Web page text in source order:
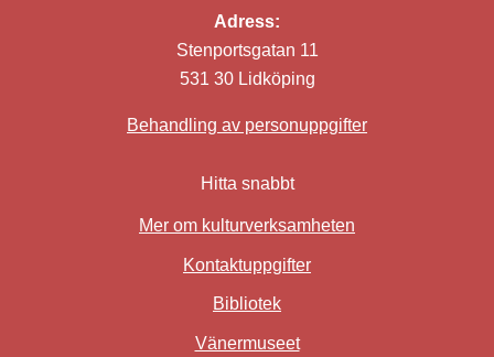
Adress:
Stenportsgatan 11
531 30 Lidköping
Behandling av personuppgifter
Hitta snabbt
Mer om kulturverksamheten
Kontaktuppgifter
Bibliotek
VänermuseetLänk till annan